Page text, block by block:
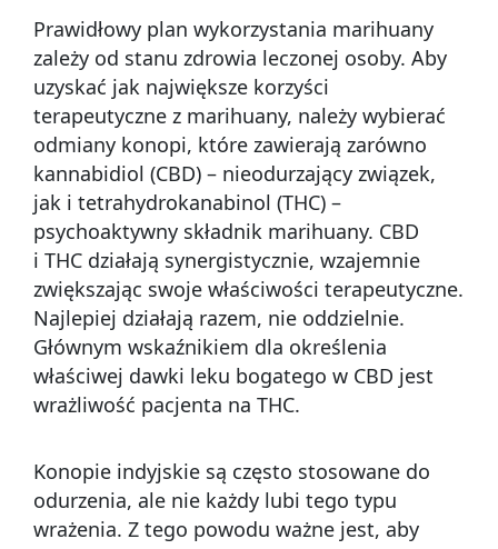
Prawidłowy plan wykorzystania marihuany
zależy od stanu zdrowia leczonej osoby. Aby
uzyskać jak największe korzyści
terapeutyczne z marihuany, należy wybierać
odmiany konopi, które zawierają zarówno
kannabidiol (CBD) – nieodurzający związek,
jak i tetrahydrokanabinol (THC) –
psychoaktywny składnik marihuany. CBD
i THC działają synergistycznie, wzajemnie
zwiększając swoje właściwości terapeutyczne.
Najlepiej działają razem, nie oddzielnie.
Głównym wskaźnikiem dla określenia
właściwej dawki leku bogatego w CBD jest
wrażliwość pacjenta na THC.
Konopie indyjskie są często stosowane do
odurzenia, ale nie każdy lubi tego typu
wrażenia. Z tego powodu ważne jest, aby